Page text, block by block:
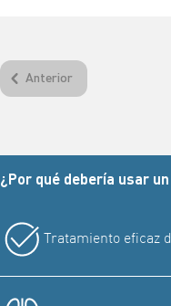
Anterior
¿Por qué debería usar
Tratamiento eficaz